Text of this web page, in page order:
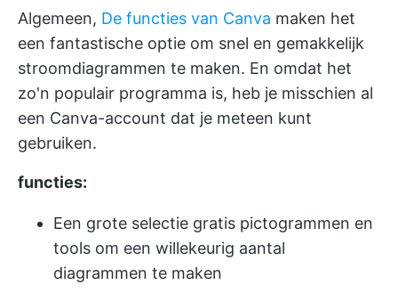
Algemeen, De functies van Canva maken het
een fantastische optie om snel en gemakkelijk
stroomdiagrammen te maken. En omdat het
zo'n populair programma is, heb je misschien al
een Canva-account dat je meteen kunt
gebruiken.
functies:
Een grote selectie gratis pictogrammen en
tools om een willekeurig aantal
diagrammen te maken